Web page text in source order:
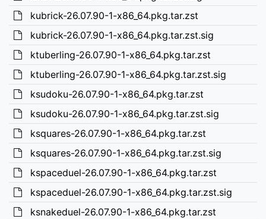
kubrick-26.07.90-1-x86_64.pkg.tar.zst
kubrick-26.07.90-1-x86_64.pkg.tar.zst.sig
ktuberling-26.07.90-1-x86_64.pkg.tar.zst
ktuberling-26.07.90-1-x86_64.pkg.tar.zst.sig
ksudoku-26.07.90-1-x86_64.pkg.tar.zst
ksudoku-26.07.90-1-x86_64.pkg.tar.zst.sig
ksquares-26.07.90-1-x86_64.pkg.tar.zst
ksquares-26.07.90-1-x86_64.pkg.tar.zst.sig
kspaceduel-26.07.90-1-x86_64.pkg.tar.zst
kspaceduel-26.07.90-1-x86_64.pkg.tar.zst.sig
ksnakeduel-26.07.90-1-x86_64.pkg.tar.zst